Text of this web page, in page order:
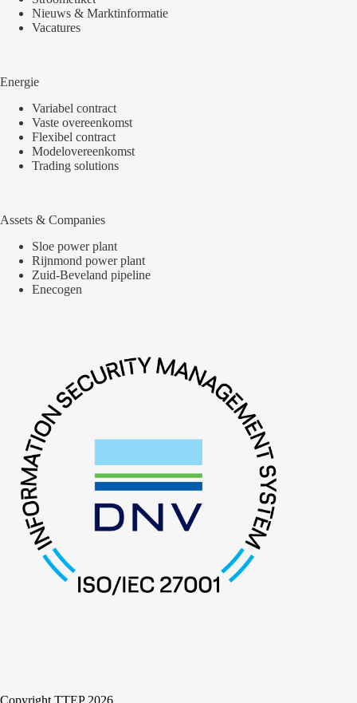
Nieuws & Marktinformatie
Vacatures
Energie
Variabel contract
Vaste overeenkomst
Flexibel contract
Modelovereenkomst
Trading solutions
Assets & Companies
Sloe power plant
Rijnmond power plant
Zuid-Beveland pipeline
Enecogen
Copyright TTEP 2026